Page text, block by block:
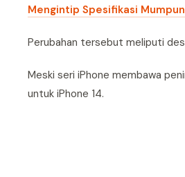
Mengintip Spesifikasi
Perubahan tersebut meliputi
Meski seri iPhone membawa
untuk iPhone 14.